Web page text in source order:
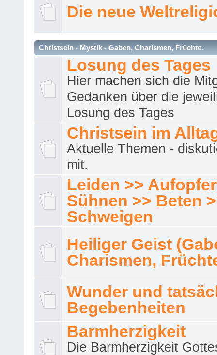
Die neue
Christsein - Mystik - Gaben, Charismen, Früchte.
Losung des Tages
Hier machen sich die
Gedanken über die
Losung des Tages
Christsein im
Aktuelle Themen -
mit.
Leiden >>
Sühnen >> Beten
Schweigen
Heiliger Geist
Charismen,
Wunder und
Begebenheiten
Barmherzigkeit
Die Barmherzigkeit